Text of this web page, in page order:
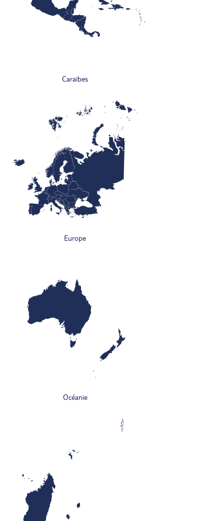
Caraïbes
Europe
Océanie